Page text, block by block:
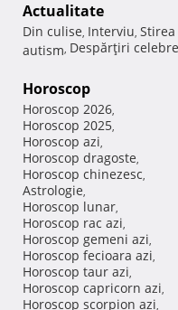
Actualitate
Din culise, Interviu,
autism, Despărţiri celebre
Horoscop
Horoscop 2026,
Horoscop 2025,
Horoscop azi,
Horoscop dragoste,
Horoscop chinezesc,
Astrologie,
Horoscop lunar,
Horoscop rac azi,
Horoscop gemeni azi,
Horoscop fecioara azi,
Horoscop taur azi,
Horoscop capricorn azi,
Horoscop scorpion azi,